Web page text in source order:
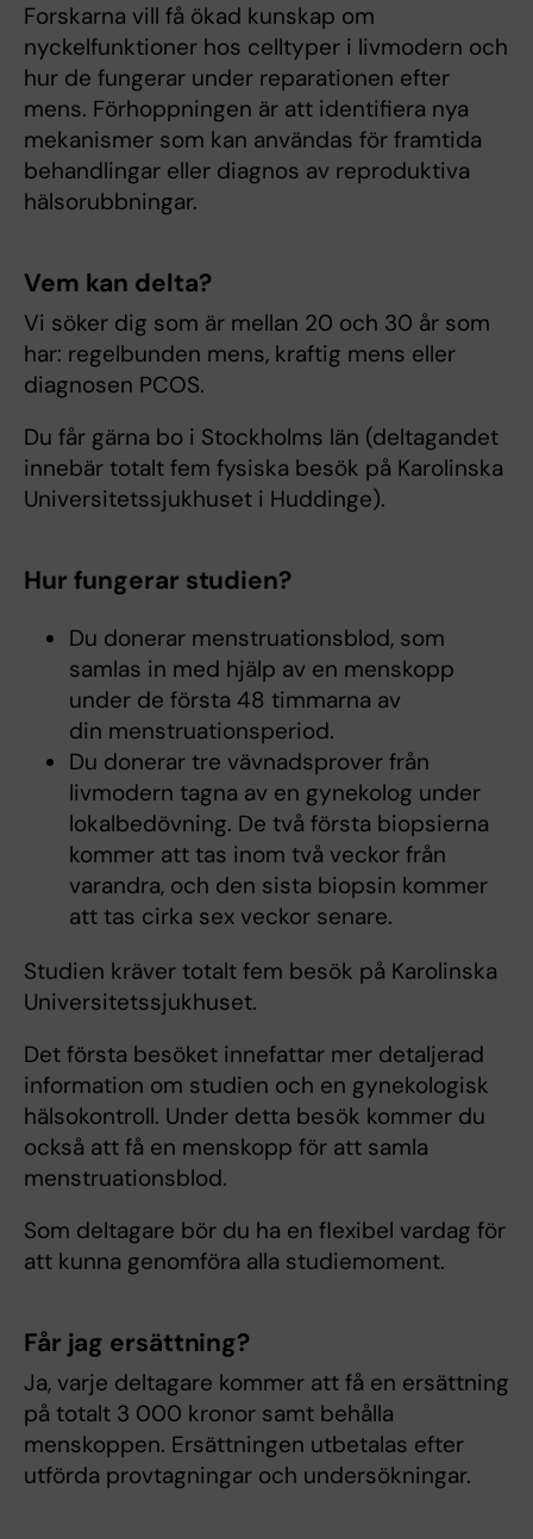
Forskarna vill få ökad kunskap om
nyckelfunktioner hos celltyper i livmodern och
hur de fungerar under reparationen efter
mens. Förhoppningen är att identifiera nya
mekanismer som kan användas för framtida
behandlingar eller diagnos av reproduktiva
hälsorubbningar.
Vem kan delta?
Vi söker dig som är mellan 20 och 30 år som
har: regelbunden mens, kraftig mens eller
diagnosen PCOS.
Du får gärna bo i Stockholms län (deltagandet
innebär totalt fem fysiska besök på Karolinska
Universitetssjukhuset i Huddinge).
Hur fungerar studien?
Du donerar menstruationsblod, som
samlas in med hjälp av en menskopp
under de första 48 timmarna av
din menstruationsperiod.
Du donerar tre vävnadsprover från
livmodern tagna av en gynekolog under
lokalbedövning. De två första biopsierna
kommer att tas inom två veckor från
varandra, och den sista biopsin kommer
att tas cirka sex veckor senare.
Studien kräver totalt fem besök på Karolinska
Universitetssjukhuset.
Det första besöket innefattar mer detaljerad
information om studien och en gynekologisk
hälsokontroll. Under detta besök kommer du
också att få en menskopp för att samla
menstruationsblod.
Som deltagare bör du ha en flexibel vardag för
att kunna genomföra alla studiemoment.
Får jag ersättning?
Ja, varje deltagare kommer att få en ersättning
på totalt 3 000 kronor samt behålla
menskoppen. Ersättningen utbetalas efter
utförda provtagningar och undersökningar.